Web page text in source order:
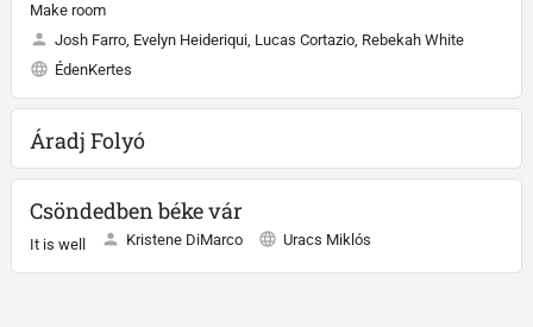
Make room
Josh Farro, Evelyn Heideriqui, Lucas Cortazio, Rebekah White
ÉdenKertes
Áradj Folyó
Csöndedben béke vár
It is well Kristene DiMarco Uracs Miklós